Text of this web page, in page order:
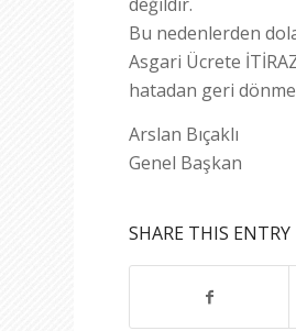
Bu nedenlerden
Asgari Ücrete
hatadan geri
Arslan Bıçaklı
Genel Başkan
SHARE THIS ENTRY